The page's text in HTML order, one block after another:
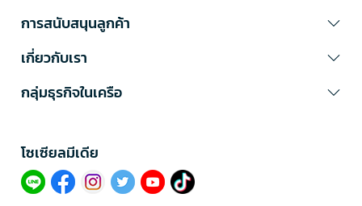
การสนับสนุนลูกค้า
เกี่ยวกับเรา
กลุ่มธุรกิจในเครือ
โซเซียลมีเดีย​